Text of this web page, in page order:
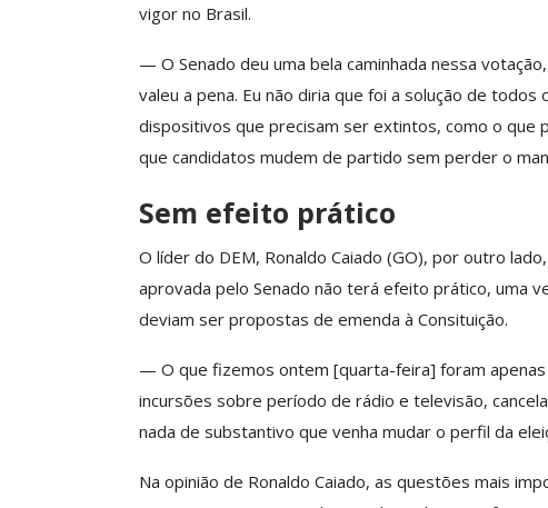
vigor no Brasil.
— O Senado deu uma bela caminhada nessa
valeu a pena. Eu não diria que foi a solução de
dispositivos que precisam ser extintos, como o que
que candidatos mudem de partido sem perder o
Sem efeito prático
O líder do DEM, Ronaldo Caiado (GO), por outro
aprovada pelo Senado não terá efeito prático, uma
deviam ser propostas de emenda à Consituição.
— O que fizemos ontem [quarta-feira] foram apenas
incursões sobre período de rádio e televisão,
nada de substantivo que venha mudar o perfil da
Na opinião de Ronaldo Caiado, as questões mais